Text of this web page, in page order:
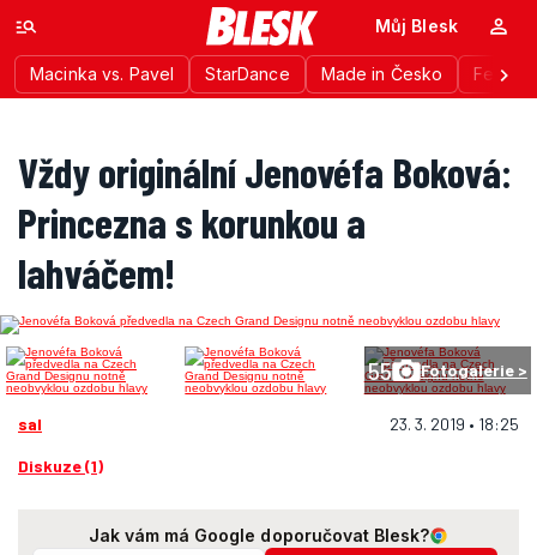
Macinka vs. Pavel StarDance Made in Česko
Můj Blesk
Vždy originální Jenovéfa Boková:
Princezna s korunkou a
lahváčem!
55 Fotogalerie >
sal 23. 3. 2019 • 18:25
Diskuze (1)
Jak vám má Google doporučovat Blesk?